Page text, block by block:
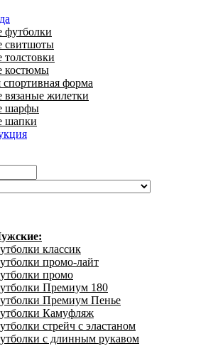
футболки
свитшоты
толстовки
костюмы
спортивная форма
вязаные жилетки
шарфы
шапки
классик
промо-лайт
промо
Премиум 180
Премиум Пенье
Камуфляж
стрейч с эластаном
с длинным рукавом